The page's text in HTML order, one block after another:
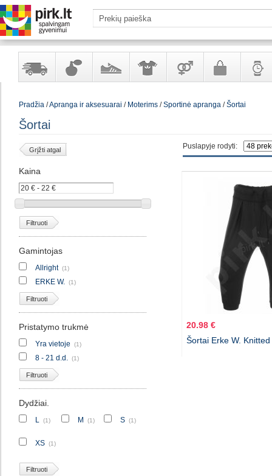
Yra
KvepalaiAvalynė AprangaPrekės
Galanterija
Pradžia/Apranga ir aksesuarai / Moterims/Sportinė apranga/Šortai
Šortai
Puslapyje rodyti:
Grįžti atgal
Kaina
Filtruoti
Gamintojas
Allright (1)
ERKE W. (1)
Filtruoti
Pristatymo trukmė
Yra vietoje (1)
8 - 21 d.d. (1)
Filtruoti
Dydžiai.
L (1) M (1) S (1)
XS (1)
Filtruoti
20.98 €
Šortai Erke W.